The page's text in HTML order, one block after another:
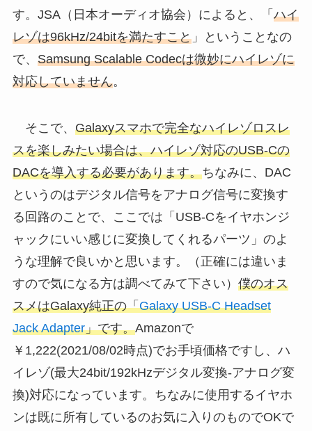
す。JSA（日本オーディオ協会）によると、「 ハイ
レゾは96kHz/24bitを満たすこと」ということなの
で、 Samsung Scalable Codecは微妙にハイレゾに
対応していません。
そこで、 Galaxyスマホで完全なハイレゾロスレ
スを楽しみたい場合は、ハイレゾ対応のUSB-Cの
DACを導入する必要があります。ちなみに、DAC
というのはデジタル信号をアナログ信号に変換す
る回路のことで、ここでは「USB-Cをイヤホンジ
ャックにいい感じに変換してくれるパーツ」のよ
うな理解で良いかと思います。（正確には違いま
すので気になる方は調べてみて下さい） 僕のオス
スメはGalaxy純正の「Galaxy USB-C Headset
Jack Adapter」です。Amazonで
￥1,222(2021/08/02時点)でお手頃価格ですし、ハ
イレゾ(最大24bit/192kHzデジタル変換-アナログ変
換)対応になっています。ちなみに使用するイヤホ
ンは既に所有しているのお気に入りのものでOKで